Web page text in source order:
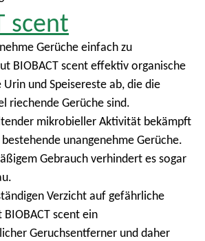
scent
Gerüche einfach zu
BIOBACT scent effektiv organische
Urin und Speisereste ab, die die
riechende Gerüche sind.
mikrobieller Aktivität bekämpft
bestehende unangenehme Gerüche.
Gebrauch verhindert es sogar
Verzicht auf gefährliche
scent ein
Geruchsentferner und daher